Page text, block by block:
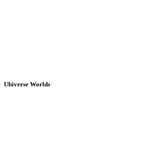
Ubiverse Worlds